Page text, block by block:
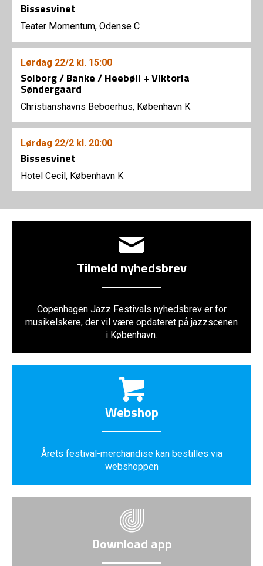
Bissesvinet
Teater Momentum, Odense C
Lørdag 22/2 kl. 15:00
Solborg / Banke / Heebøll + Viktoria
Søndergaard
Christianshavns Beboerhus, København K
Lørdag 22/2 kl. 20:00
Bissesvinet
Hotel Cecil, København K
Tilmeld nyhedsbrev
Copenhagen Jazz Festivals nyhedsbrev er for
musikelskere, der vil være opdateret på jazzscenen
i København.
Webshop
Årets festival-merchandise kan bestilles via
webshoppen
Download app